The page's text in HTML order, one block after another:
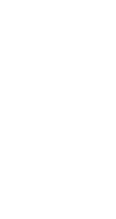
an, lade Musik und
– alles ohne dein
5G unterwegs noch